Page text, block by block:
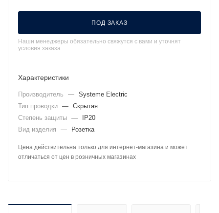
ПОД ЗАКАЗ
Наши менеджеры обязательно свяжутся с вами и уточнят
условия заказа
Характеристики
Производитель — Systeme Electric
Тип проводки — Скрытая
Степень защиты —
IP20
Вид изделия
— Розетка
Цена действительна только для интернет-магазина и может
отличаться от цен в розничных магазинах